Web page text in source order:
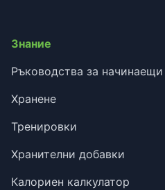
Знание
Ръководства за начинаещи
Хранене
Тренировки
Хранителни добавки
Калориен калкулатор